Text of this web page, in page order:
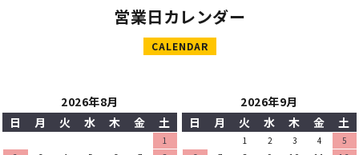
営業日カレンダー
CALENDAR
2026年8月
日
月 火 水 木 金 土
1
2026年9月
日
月 火 水 木 金 土
1 2 3 4
5